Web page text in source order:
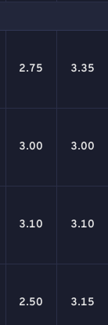
2.75 3.35
3.00 3.00
3.10 3.10
2.50 3.15